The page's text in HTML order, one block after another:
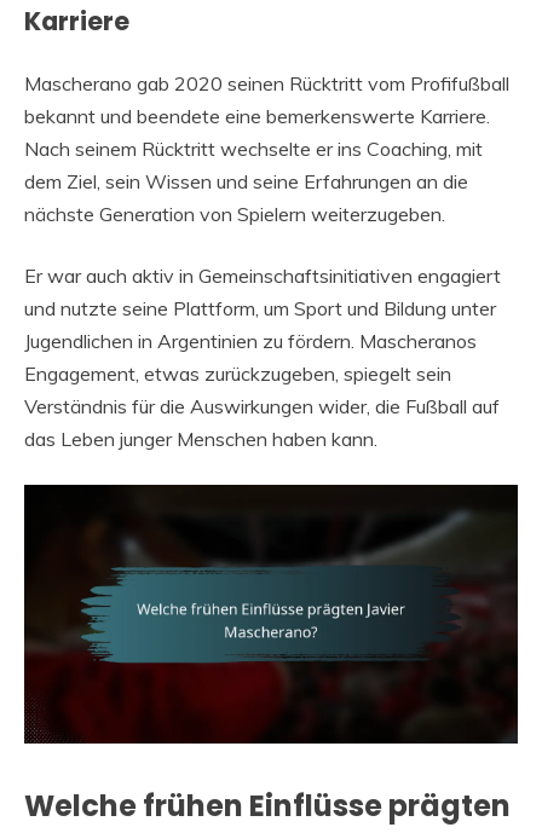
Karriere
Mascherano gab 2020 seinen Rücktritt vom Profifußball
bekannt und beendete eine bemerkenswerte Karriere.
Nach seinem Rücktritt wechselte er ins Coaching, mit
dem Ziel, sein Wissen und seine Erfahrungen an die
nächste Generation von Spielern weiterzugeben.
Er war auch aktiv in Gemeinschaftsinitiativen engagiert
und nutzte seine Plattform, um Sport und Bildung unter
Jugendlichen in Argentinien zu fördern. Mascheranos
Engagement, etwas zurückzugeben, spiegelt sein
Verständnis für die Auswirkungen wider, die Fußball auf
das Leben junger Menschen haben kann.
Welche frühen Einflüsse prägten